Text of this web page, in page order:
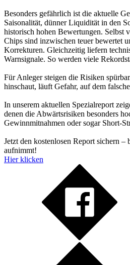
Besonders gefährlich ist die aktuelle
Saisonalität, dünner Liquidität in den
historisch hohen Bewertungen. Selbst
Chips sind inzwischen teuer bewertet
Korrekturen. Gleichzeitig liefern
Warnsignale. So werden viele
Für Anleger steigen die Risiken
hinschaut, läuft Gefahr, auf dem
In unserem aktuellen Spezialreport
denen die Abwärtsrisiken besonders
Gewinnmitnahmen oder sogar Short-
Jetzt den kostenlosen Report sichern
aufnimmt!
Hier klicken